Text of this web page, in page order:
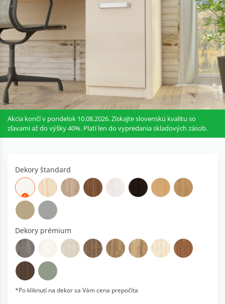
Akcia končí v pondelok 10.08.2026. Získajte slovenskú kvalitu so
zľavami až do výšky 40%. Platí len do vypredania skladových zásob.
Dekory štandard
Dekory prémium
*Po kliknutí na dekor sa Vám cena prepočíta